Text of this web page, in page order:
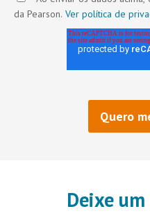
da Pearson. Ver política de
Deixe